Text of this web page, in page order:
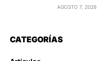
AGOSTO 7, 2026
CATEGORÍAS